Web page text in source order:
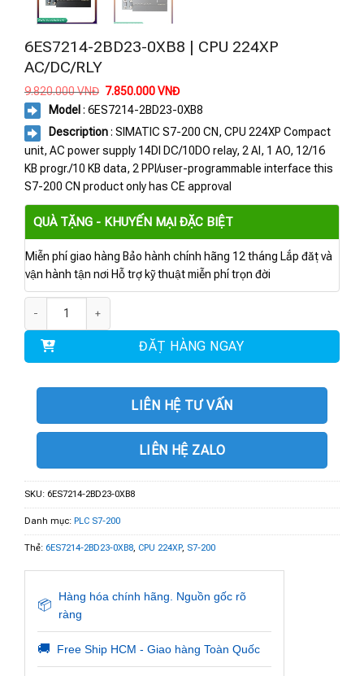
6ES7214-2BD23-0XB8 | CPU 224XP
AC/DC/RLY
9.820.000VNĐ Giá
là:
9.820.000 VNĐ.
7.850.000VNĐGiá
tại
là:
7.850.000 VNĐ.
Model : 6ES7214-2BD23-0XB8
Description: SIMATIC S7-200 CN, CPU 224XP Compact
unit, AC power supply 14DI DC/10DO relay, 2 AI, 1 AO, 12/16
KB progr./10 KB data, 2 PPI/user-programmable interface this
S7-200 CN product only has CE approval
QUÀ TẶNG - KHUYẾN MẠI ĐẶC BIỆT
Miễn phí giao hàng Bảo hành chính hãng 12 tháng Lắp đặt và
vận hành tận nơi Hỗ trợ kỹ thuật miễn phí trọn đời
ĐẶT HÀNG NGAY
LIÊN HỆ TƯ VẤN
LIÊN HỆ ZALO
SKU: 6ES7214-2BD23-0XB8
Danh mục: PLC S7-200
Thẻ: 6ES7214-2BD23-0XB8, CPU 224XP, S7-200
📦
Hàng hóa chính hãng. Nguồn gốc rõ
ràng
🚚 Free Ship HCM - Giao hàng Toàn Quốc